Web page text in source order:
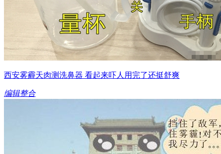
西安雾霾天肉测洗鼻器 看起来吓人用完了还挺舒爽
编辑整合